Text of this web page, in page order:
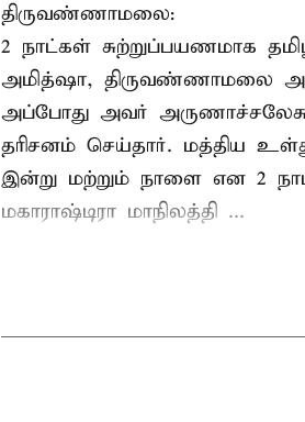
திருவண்ணாமலை:
2 நாட்கள் சுற்றுப்பயணமாக
அமித்ஷா, திருவண்ணாமலை
அப்போது அவர்
தரிசனம் செய்தார். மத்திய
இன்று மற்றும் நாளை என 2
மகாராஷ்டிரா மாநிலத்தி ...